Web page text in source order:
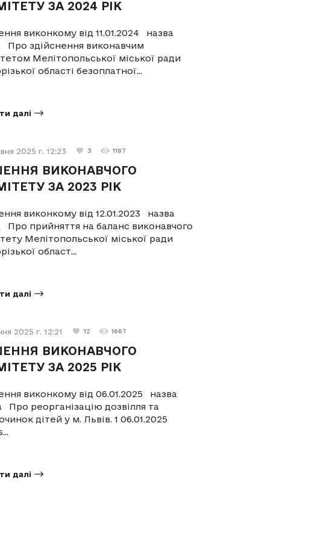
ЗА 2024 РІК
виконкому від 11.01.2024 назва
Про здійснення виконавчим
Мелітопольської міської ради
області безоплатної...
далі
2025 г. 12:23 3 1187
ВИКОНАВЧОГО
ЗА 2023 РІК
виконкому від 12.01.2023 назва
Про прийняття на баланс виконавчого
Мелітопольської міської ради
област...
далі
2025 г. 12:21 12 1667
ВИКОНАВЧОГО
ЗА 2025 РІК
виконкому від 06.01.2025 назва
Про реорганізацію дозвілля та
дітей у м. Львів. 1 06.01.2025
далі